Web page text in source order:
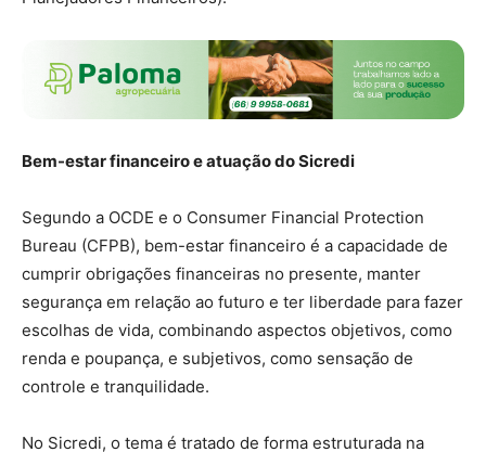
Bem-estar financeiro e atuação do Sicredi
Segundo a OCDE e o Consumer Financial Protection
Bureau (CFPB), bem-estar financeiro é a capacidade de
cumprir obrigações financeiras no presente, manter
segurança em relação ao futuro e ter liberdade para fazer
escolhas de vida, combinando aspectos objetivos, como
renda e poupança, e subjetivos, como sensação de
controle e tranquilidade.
No Sicredi, o tema é tratado de forma estruturada na